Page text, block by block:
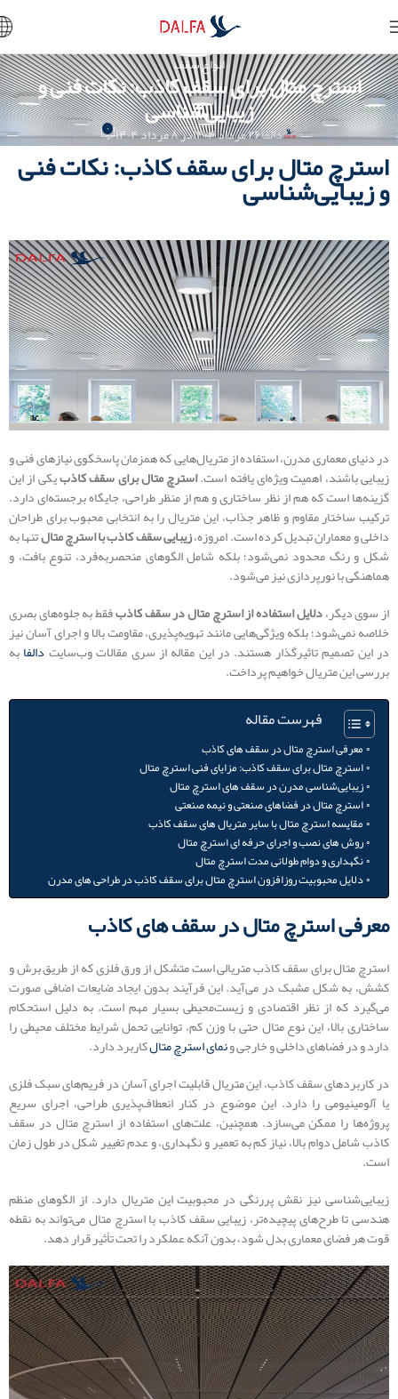
انواع سقف
استرچ متال برای سقف کاذب: نکات فنی و
زیبایی‌شناسی
دالفا۲۶ مرداد ۱۴۰۴ در ۸ مرداد ۱۴۰۴ ۰
استرچ متال برای سقف کاذب: نکات فنی
و زیبایی‌شناسی
در دنیای معماری مدرن، استفاده از متریال‌هایی که همزمان پاسخگوی نیازهای فنی و
زیبایی باشند، اهمیت ویژه‌ای یافته است.استرچ متال برای سقف کاذبیکی از این
گزینه‌ها است که هم از نظر ساختاری و هم از منظر طراحی، جایگاه برجسته‌ای دارد.
ترکیب ساختار مقاوم و ظاهر جذاب، این متریال را به انتخابی محبوب برای طراحان
داخلی و معماران تبدیل کرده است. امروزه،زیبایی سقف کاذب با استرچ متالتنها به
شکل و رنگ محدود نمی‌شود؛ بلکه شامل الگوهای منحصربه‌فرد، تنوع بافت، و
هماهنگی با نورپردازی نیز می‌شود.
از سوی دیگر،دلایل استفاده از استرچ متال در سقف کاذبفقط به جلوه‌های بصری
خلاصه نمی‌شود؛ بلکه ویژگی‌هایی مانند تهویه‌پذیری، مقاومت بالا و اجرای آسان نیز
در این تصمیم تاثیرگذار هستند. در این مقاله از سری مقالات وب‌سایت دالفابه
بررسی این متریال خواهیم پرداخت.
فهرست مقاله
معرفی استرچ متال در سقف ‌های کاذب
استرچ متال برای سقف کاذب: مزایای فنی استرچ متال
زیبایی‌شناسی مدرن در سقف‌ های استرچ متال
استرچ متال در فضاهای صنعتی و نیمه‌ صنعتی
مقایسه استرچ متال با سایر متریال‌ های سقف کاذب
روش‌ های نصب و اجرای حرفه ‌ای استرچ متال
نگهداری و دوام طولانی‌ مدت استرچ متال
دلایل محبوبیت روزافزون استرچ متال برای سقف کاذب در طراحی ‌های مدرن
معرفی استرچ متال در سقف ‌های کاذب
استرچ متال برای سقف کاذب متریالی است متشکل از ورق فلزی که از طریق برش و
کشش، به شکل مشبک در می‌آید. این فرآیند بدون ایجاد ضایعات اضافی صورت
می‌گیرد که از نظر اقتصادی و زیست‌محیطی بسیار مهم است. به دلیل استحکام
ساختاری بالا، این نوع متال حتی با وزن کم، توانایی تحمل شرایط مختلف محیطی را
دارد و در فضاهای داخلی و خارجی ونمای استرچ متالکاربرد دارد.
در کاربردهای سقف کاذب، این متریال قابلیت اجرای آسان در فریم‌های سبک فلزی
یا آلومینیومی را دارد. این موضوع در کنار انعطاف‌پذیری طراحی، اجرای سریع
پروژه‌ها را ممکن می‌سازد. همچنین، علت‌های استفاده از استرچ متال در سقف
کاذب شامل دوام بالا، نیاز کم به تعمیر و نگهداری، و عدم تغییر شکل در طول زمان
است.
زیبایی‌شناسی نیز نقش پررنگی در محبوبیت این متریال دارد. از الگوهای منظم
هندسی تا طرح‌های پیچیده‌تر، زیبایی سقف کاذب با استرچ متال می‌تواند به نقطه
قوت هر فضای معماری بدل شود، بدون آنکه عملکرد را تحت تأثیر قرار دهد.